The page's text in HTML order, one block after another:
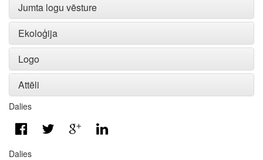
Jumta logu vēsture
Ekoloģija
Logo
Attēli
Dalies
Dalies